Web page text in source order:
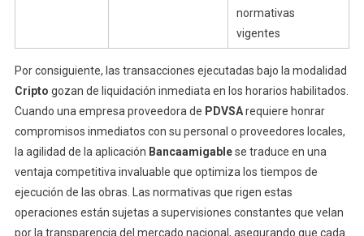
normativas
vigentes
Por consiguiente, las transacciones ejecutadas bajo la modalidad
Cripto gozan de liquidación inmediata en los horarios habilitados.
Cuando una empresa proveedora de PDVSArequiere honrar
compromisos inmediatos con su personal o proveedores locales,
la agilidad de la aplicación Bancaamigablese traduce en una
ventaja competitiva invaluable que optimiza los tiempos de
ejecución de las obras. Las normativas que rigen estas
operaciones están sujetas a supervisiones constantes que velan
por la transparencia del mercado nacional, asegurando que cada